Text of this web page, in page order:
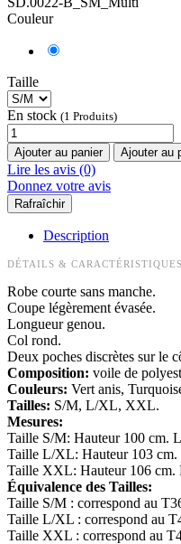
Couleur
Taille
En stock (1 Produits)
Ajouter au panier Ajouter au
Lire les avis (0)
Donnez votre avis
Description
DÉTAILS & CARACTÉRISTIQUES
Robe courte sans manche.
Coupe légèrement évasée.
Longueur genou.
Col rond.
Deux poches discrètes sur le
Composition: voile de
Couleurs: Vert anis,
Tailles: S/M, L/XL, XXL.
Mesures:
Taille S/M: Hauteur 100 cm.
Taille L/XL: Hauteur 103 cm.
Taille XXL: Hauteur 106 cm.
Équivalence des Tailles:
Taille S/M : correspond au
Taille L/XL : correspond au
Taille XXL : correspond au